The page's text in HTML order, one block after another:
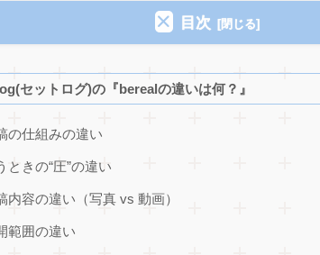
目次
セットログ)の『berealの違いは何？』
の仕組みの違い
きの“圧”の違い
容の違い（写真 vs 動画）
範囲の違い